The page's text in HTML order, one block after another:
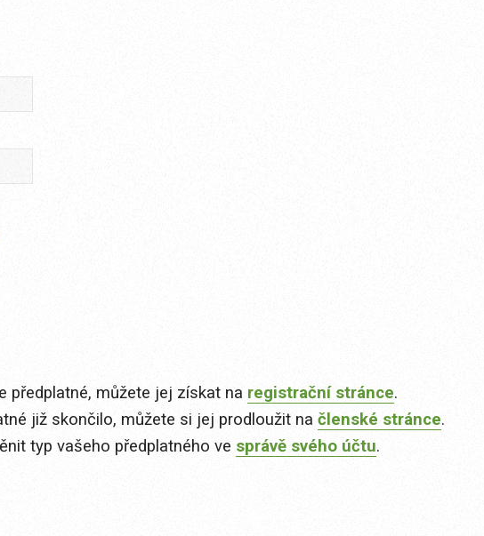
předplatné, můžete jej získat na registrační stránce.
již skončilo, můžete si jej prodloužit na členské stránce.
typ vašeho předplatného ve správě svého účtu.